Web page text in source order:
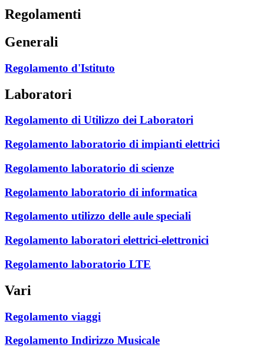
Regolamenti
Generali
Regolamento d'Istituto
Laboratori
Regolamento di Utilizzo dei Laboratori
Regolamento laboratorio di impianti elettrici
Regolamento laboratorio di scienze
Regolamento laboratorio di informatica
Regolamento utilizzo delle aule speciali
Regolamento laboratori elettrici-elettronici
Regolamento laboratorio LTE
Vari
Regolamento viaggi
Regolamento Indirizzo Musicale